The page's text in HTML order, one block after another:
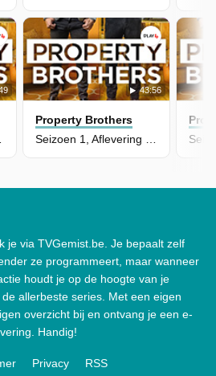
43:56
Property Brothers
je via TVGemist.be. Je bepaalt zelf
ze programmeert, maar wanneer
houdt je op de hoogte van je
allerbeste series. Met een eigen
overzicht bij en ontvang je een e-
Handig!
Privacy RSS